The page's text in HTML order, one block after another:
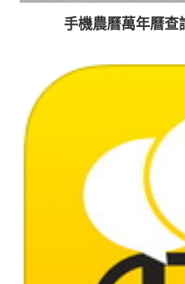
手機農曆萬年曆